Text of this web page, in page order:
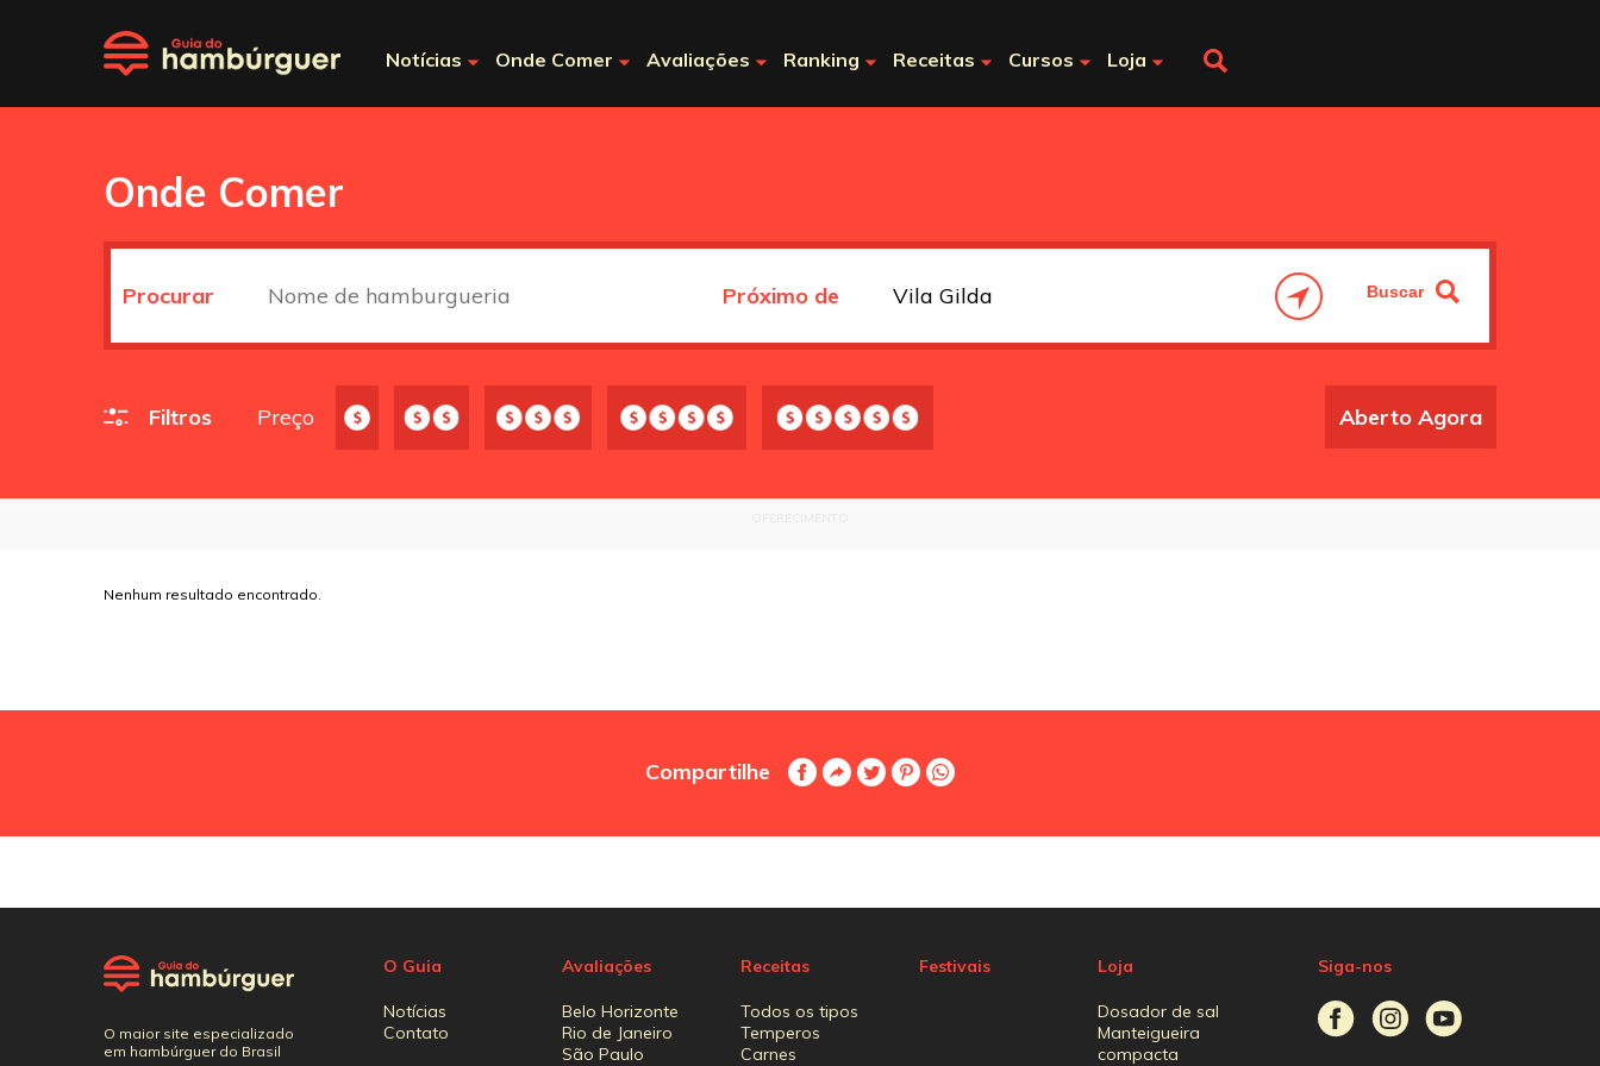
Notícias Onde Comer Avaliações Ranking Receitas Cursos Loja
Onde Comer
Procurar Próximo de
Filtros Preço Aberto Agora
Nenhum resultado encontrado.
Compartilhe
O maior site especializado
em hambúrguer do Brasil
O Guia
Notícias
Contato
Avaliações
Belo Horizonte
Rio de Janeiro
São Paulo
Receitas
Todos os tipos
Temperos
Carnes
Festivais Loja
Dosador de sal
Manteigueira
compacta
Siga-nos